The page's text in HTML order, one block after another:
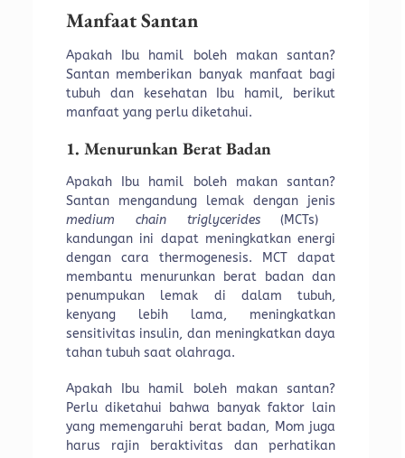
Manfaat Santan
Apakah Ibu hamil boleh makan santan?
Santan memberikan banyak manfaat bagi
tubuh dan kesehatan Ibu hamil, berikut
manfaat yang perlu diketahui.
1. Menurunkan Berat Badan
Apakah Ibu hamil boleh makan santan?
Santan mengandung lemak dengan jenis
medium chain triglycerides(MCTs)
kandungan ini dapat meningkatkan energi
dengan cara thermogenesis. MCT dapat
membantu menurunkan berat badan dan
penumpukan lemak di dalam tubuh,
kenyang lebih lama, meningkatkan
sensitivitas insulin, dan meningkatkan daya
tahan tubuh saat olahraga.
Apakah Ibu hamil boleh makan santan?
Perlu diketahui bahwa banyak faktor lain
yang memengaruhi berat badan, Mom juga
harus rajin beraktivitas dan perhatikan